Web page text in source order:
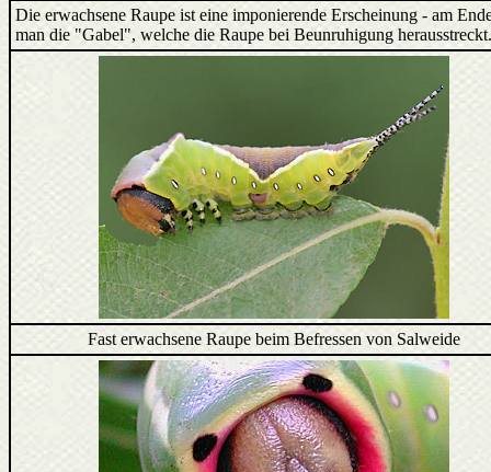
Die erwachsene Raupe ist eine imponierende Erscheinung - am
man die "Gabel", welche die Raupe bei Beunruhigung herausstreckt.
Fast erwachsene Raupe beim Befressen von Salweide